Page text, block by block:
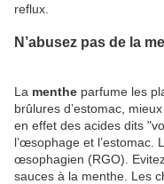
reflux.
N’abusez pas de la
La menthe parfume les
brûlures d’estomac,
en effet des acides dits
l’œsophage et l’estomac.
œsophagien (RGO).
sauces à la menthe. Les